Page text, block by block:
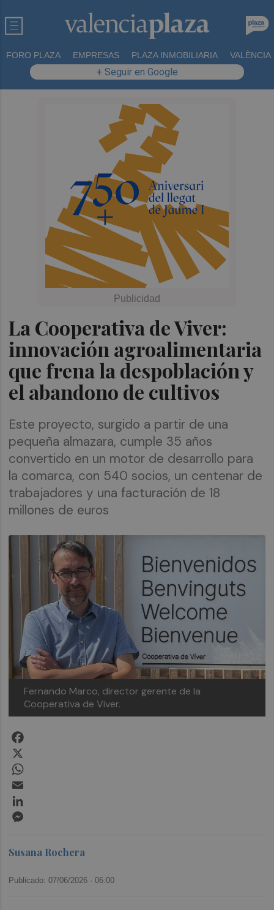
FORO PLAZA EMPRESAS PLAZA INMOBILIARIA VALÈNCIA
+ Seguir en Google
La Cooperativa de Viver:
innovación agroalimentaria
que frena la despoblación y
el abandono de cultivos
Este proyecto, surgido a partir de una
pequeña almazara, cumple 35 años
convertido en un motor de desarrollo para
la comarca, con 540 socios, un centenar de
trabajadores y una facturación de 18
millones de euros
Fernando Marco, director gerente de la
Cooperativa de Viver.
Susana Rochera
Publicado: 07/06/2026 ·06:00